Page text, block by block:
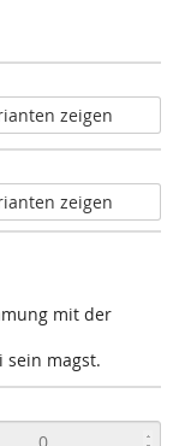
zeigen
zeigen
mit der
sein magst.